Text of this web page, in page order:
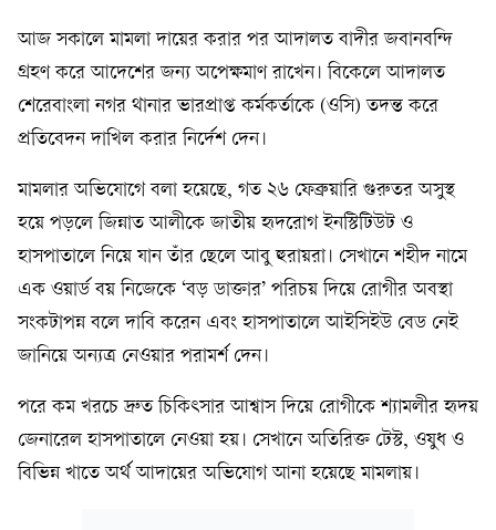
আজ সকালে মামলা দায়ের করার পর আদালত বাদীর জবানবন্দি
গ্রহণ করে আদেশের জন্য অপেক্ষমাণ রাখেন। বিকেলে আদালত
শেরেবাংলা নগর থানার ভারপ্রাপ্ত কর্মকর্তাকে (ওসি) তদন্ত করে
প্রতিবেদন দাখিল করার নির্দেশ দেন।
মামলার অভিযোগে বলা হয়েছে, গত ২৬ ফেব্রুয়ারি গুরুতর অসুস্থ
হয়ে পড়লে জিন্নাত আলীকে জাতীয় হৃদরোগ ইনস্টিটিউট ও
হাসপাতালে নিয়ে যান তাঁর ছেলে আবু হুরায়রা। সেখানে শহীদ নামে
এক ওয়ার্ড বয় নিজেকে ‘বড় ডাক্তার’ পরিচয় দিয়ে রোগীর অবস্থা
সংকটাপন্ন বলে দাবি করেন এবং হাসপাতালে আইসিইউ বেড নেই
জানিয়ে অন্যত্র নেওয়ার পরামর্শ দেন।
পরে কম খরচে দ্রুত চিকিৎসার আশ্বাস দিয়ে রোগীকে শ্যামলীর হৃদয়
জেনারেল হাসপাতালে নেওয়া হয়। সেখানে অতিরিক্ত টেস্ট, ওষুধ ও
বিভিন্ন খাতে অর্থ আদায়ের অভিযোগ আনা হয়েছে মামলায়।